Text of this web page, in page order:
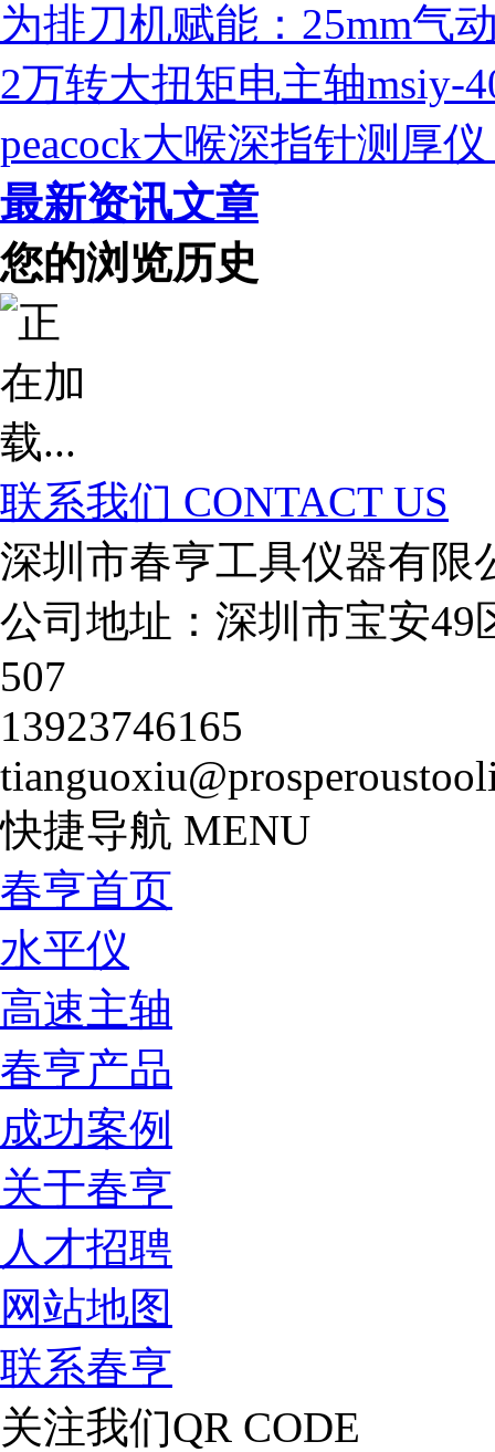
为排刀机赋能：25mm气
2万转大扭矩电主轴msiy-
peacock大喉深指针测厚
最新资讯文章
您的浏览历史
联系我们 CONTACT US
深圳市春亨工具仪器有限
公司地址：深圳市宝安
507
13923746165
快捷导航 MENU
春亨首页
水平仪
高速主轴
春亨产品
成功案例
关于春亨
人才招聘
网站地图
联系春亨
关注我们QR CODE